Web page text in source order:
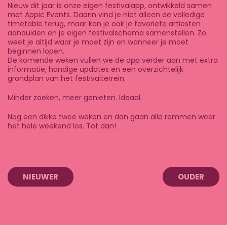
Nieuw dit jaar is onze eigen festivalapp, ontwikkeld samen
met Appic Events. Daarin vind je niet alleen de volledige
timetable terug, maar kan je ook je favoriete artiesten
aanduiden en je eigen festivalschema samenstellen. Zo
weet je altijd waar je moet zijn en wanneer je moet
beginnen lopen.
De komende weken vullen we de app verder aan met extra
informatie, handige updates en een overzichtelijk
grondplan van het festivalterrein.
Minder zoeken, meer genieten. Ideaal.
Nog een dikke twee weken en dan gaan alle remmen weer
het hele weekend los. Tot dan!
NIEUWER OUDER